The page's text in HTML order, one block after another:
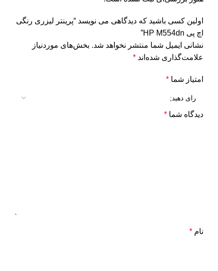
اولین کسی باشید که دیدگاهی می نویسد “پرینتر لیزری رنگی
اچ پی HP M554dn”
نشانی ایمیل شما منتشر نخواهد شد. بخش‌های موردنیاز
علامت‌گذاری شده‌اند *
امتیاز شما *
دیدگاه شما *
نام *